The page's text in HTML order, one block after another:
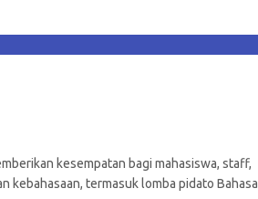
kesempatan bagi mahasiswa, staff,
kebahasaan, termasuk lomba pidato Bahasa